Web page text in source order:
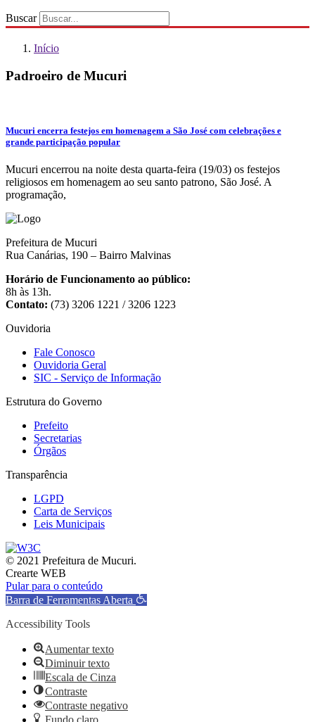
Buscar
Início
Padroeiro de Mucuri
Mucuri encerra festejos em homenagem a São José com celebrações e
grande participação popular
Mucuri encerrou na noite desta quarta-feira (19/03) os festejos
religiosos em homenagem ao seu santo patrono, São José. A
programação,
Prefeitura de Mucuri
Rua Canárias, 190 – Bairro Malvinas
Horário de Funcionamento ao público:
8h às 13h.
Contato: (73) 3206 1221 / 3206 1223
Ouvidoria
Fale Conosco
Ouvidoria Geral
SIC - Serviço de Informação
Estrutura do Governo
Prefeito
Secretarias
Órgãos
Transparência
LGPD
Carta de Serviços
Leis Municipais
© 2021 Prefeitura de Mucuri.
Crearte WEB
Pular para o conteúdo
Barra de Ferramentas Aberta
Accessibility Tools
Aumentar texto
Diminuir texto
Escala de Cinza
Contraste
Contraste negativo
Fundo claro